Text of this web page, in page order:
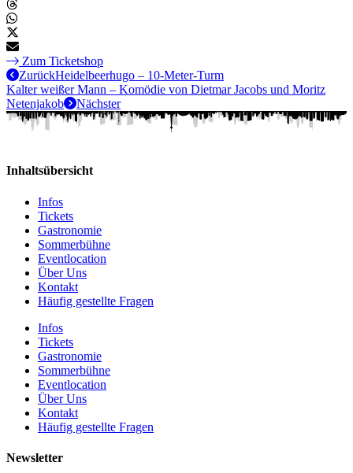
Zum Ticketshop
ZurückHeidelbeerhugo – 10-Meter-Turm
Kalter weißer Mann – Komödie von Dietmar Jacobs und Moritz
Netenjakob
Nächster
Inhaltsübersicht
Infos
Tickets
Gastronomie
Sommerbühne
Eventlocation
Über Uns
Kontakt
Häufig gestellte Fragen
Infos
Tickets
Gastronomie
Sommerbühne
Eventlocation
Über Uns
Kontakt
Häufig gestellte Fragen
Newsletter